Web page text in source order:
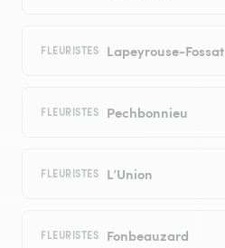
FLEURISTES Lapeyrouse-Fossat
FLEURISTES Pechbonnieu
FLEURISTES L’Union
FLEURISTES Fonbeauzard